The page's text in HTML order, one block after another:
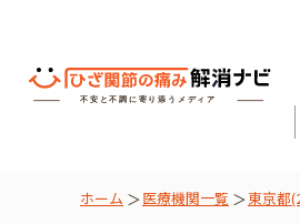
ホーム 医療機関一覧 東京都